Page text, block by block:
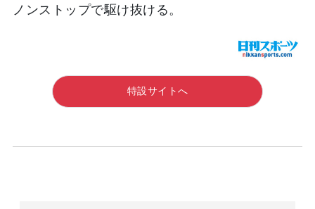
ノンストップで駆け抜ける。
特設サイトへ